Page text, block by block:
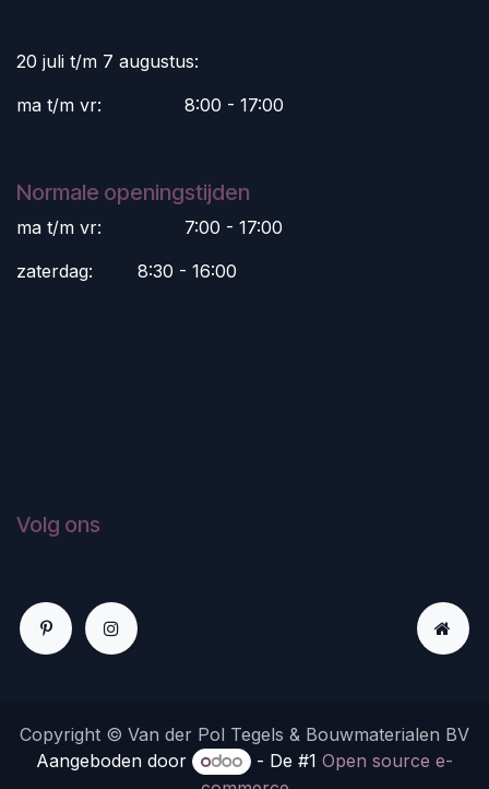
20 juli t/m 7 augustus:
ma t/m vr:
​8:00 - 17:00
Normale openingstijden
ma t/m vr:
​7:00 - 17:00
zaterdag:
​8:30 - 16:00
Volg ons
Copyright © Van der Pol Tegels & Bouwmaterialen BV
Aangeboden door
- De #1Open source e-